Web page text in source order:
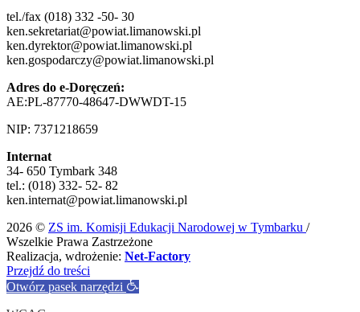
tel./fax (018) 332 -50- 30
ken.sekretariat@powiat.limanowski.pl
ken.dyrektor@powiat.limanowski.pl
ken.gospodarczy@powiat.limanowski.pl
Adres do e-Doręczeń:
AE:PL-87770-48647-DWWDT-15
NIP: 7371218659
Internat
34- 650 Tymbark 348
tel.: (018) 332- 52- 82
ken.internat@powiat.limanowski.pl
2026 © ZS im. Komisji Edukacji Narodowej w Tymbarku /
Wszelkie Prawa Zastrzeżone
Realizacja, wdrożenie: Net-Factory
Przejdź do treści
Otwórz pasek narzędzi